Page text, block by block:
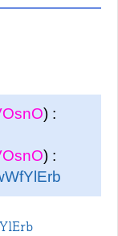
) :
) :